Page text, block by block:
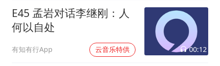
E45 孟岩对话李继刚：人
何以自处
有知有行App 云音乐特供 00:12